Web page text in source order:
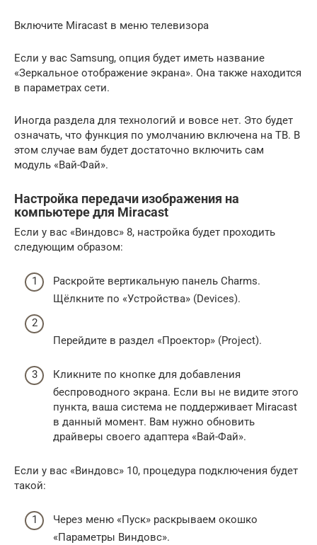
Включите Miracast в меню телевизора
Если у вас Samsung, опция будет иметь название
«Зеркальное отображение экрана». Она также находится
в параметрах сети.
Иногда раздела для технологий и вовсе нет. Это будет
означать, что функция по умолчанию включена на ТВ. В
этом случае вам будет достаточно включить сам
модуль «Вай-Фай».
Настройка передачи изображения на
компьютере для Miracast
Если у вас «Виндовс» 8, настройка будет проходить
следующим образом:
Раскройте вертикальную панель Charms.
Щёлкните по «Устройства» (Devices).
Перейдите в раздел «Проектор» (Project).
Кликните по кнопке для добавления
беспроводного экрана. Если вы не видите этого
пункта, ваша система не поддерживает Miracast
в данный момент. Вам нужно обновить
драйверы своего адаптера «Вай-Фай».
Если у вас «Виндовс» 10, процедура подключения будет
такой:
Через меню «Пуск» раскрываем окошко
«Параметры Виндовс».